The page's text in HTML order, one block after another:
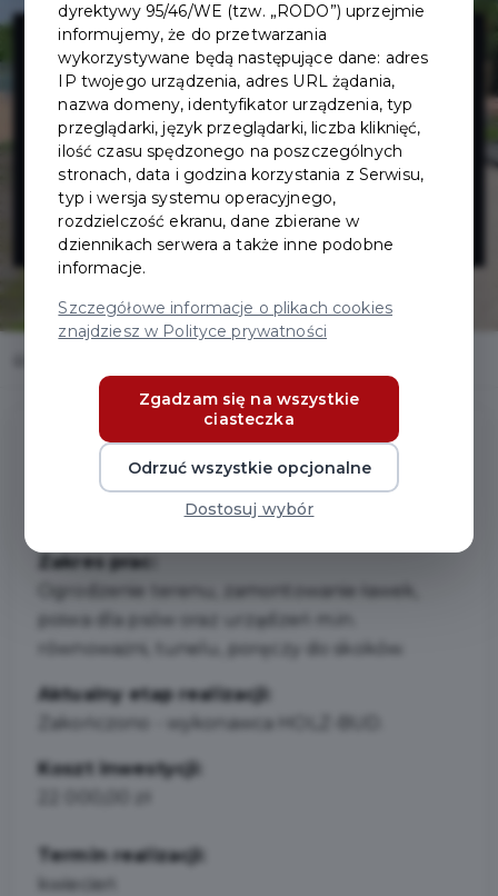
Utworzenia
parku dla psów
na Osiedlu
Wschód
Utworzenia parku dla psów na
Osiedlu Wschód
Zakres prac:
poiwa dla psów oraz urządzeń m.in.
równoważni, tunelu, poręczy do skoków.
Aktualny etap realizacji:
Zakończono - wykonawca HOLZ-BUD.
Koszt inwestycji:
Termin realizacji:
kwiecień
dyrektywy 95/46/WE (tzw. „RODO”) uprzejmie
informujemy, że do przetwarzania
wykorzystywane będą następujące dane: adres
IP twojego urządzenia, adres URL żądania,
nazwa domeny, identyfikator urządzenia, typ
przeglądarki, język przeglądarki, liczba kliknięć,
ilość czasu spędzonego na poszczególnych
stronach, data i godzina korzystania z Serwisu,
typ i wersja systemu operacyjnego,
rozdzielczość ekranu, dane zbierane w
dziennikach serwera a także inne podobne
informacje.
Szczegółowe informacje o plikach cookies
znajdziesz w Polityce prywatności
Zgadzam się na wszystkie
ciasteczka
Odrzuć wszystkie opcjonalne
Dostosuj wybór